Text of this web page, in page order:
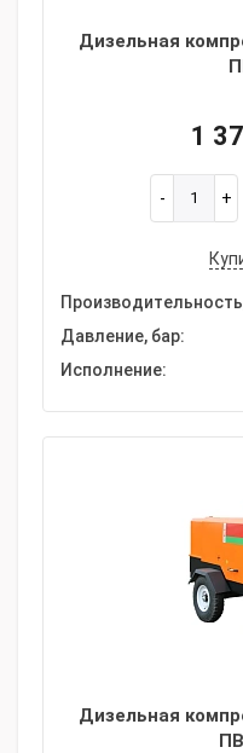
Дизельная
1
Давление, бар:
Исполнение:
Дизельная